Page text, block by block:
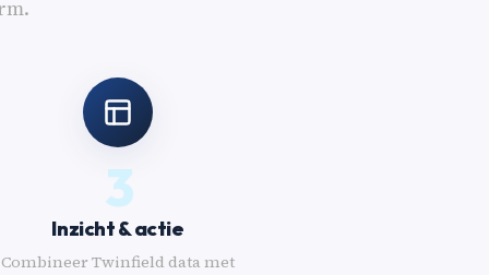
3
Inzicht & actie
Combineer Twinfield data met